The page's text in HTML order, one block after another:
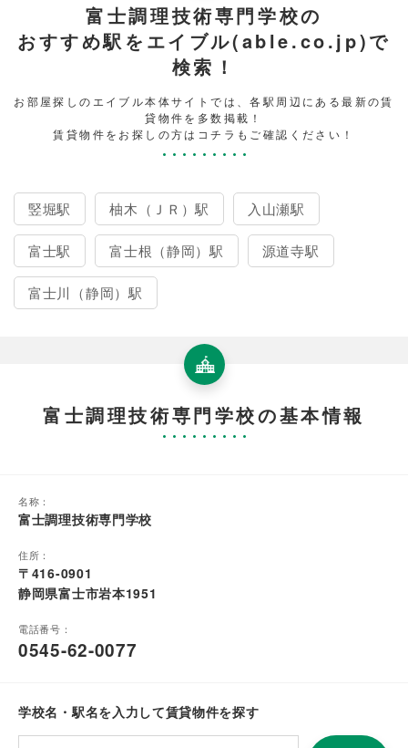
富士調理技術専門学校の
おすすめ駅をエイブル(able.co.jp)で
検索！
お部屋探しのエイブル本体サイトでは、各駅周辺にある最新の賃
貸物件を多数掲載！
賃貸物件をお探しの方はコチラもご確認ください！
竪堀駅 柚木（ＪＲ）駅 入山瀬駅
富士駅 富士根（静岡）駅 源道寺駅
富士川（静岡）駅
富士調理技術専門学校の基本情報
名称：
富士調理技術専門学校
住所：
〒416-0901
静岡県富士市岩本1951
電話番号：
0545-62-0077
学校名・駅名を入力して賃貸物件を探す